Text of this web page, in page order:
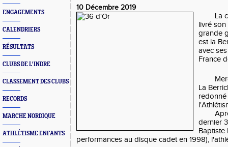
ENGAGEMENTS
CALENDRIERS
RÉSULTATS
CLUBS DE L'INDRE
CLASSEMENT DES CLUBS
RECORDS
MARCHE NORDIQUE
ATHLÉTISME ENFANTS
10 Décembre 2019
La
livré son
grande
est la
avec
France
La
dernier
Baptiste
performances au disque cadet en 1998),